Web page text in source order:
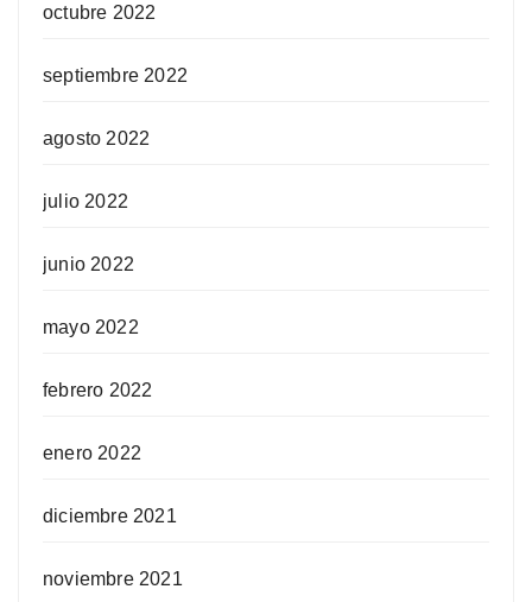
octubre 2022
septiembre 2022
agosto 2022
julio 2022
junio 2022
mayo 2022
febrero 2022
enero 2022
diciembre 2021
noviembre 2021